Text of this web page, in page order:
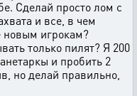
Сделай просто лом с
и все, в чем
новым игрокам?
только пилят? Я 200
и пробить 2
но делай правильно,